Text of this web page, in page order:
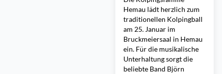
Hemau lädt herzlich zum
traditionellen Kolpingball
am 25. Januar im
Bruckmeiersaal in Hemau
ein. Für die musikalische
Unterhaltung sorgt die
beliebte Band Björn